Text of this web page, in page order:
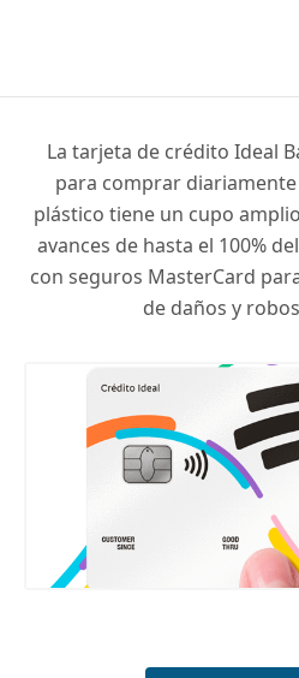
La tarjeta de crédito Ideal
para comprar
plástico tiene un cupo
avances de hasta el 100%
con seguros MasterCard
de daños y